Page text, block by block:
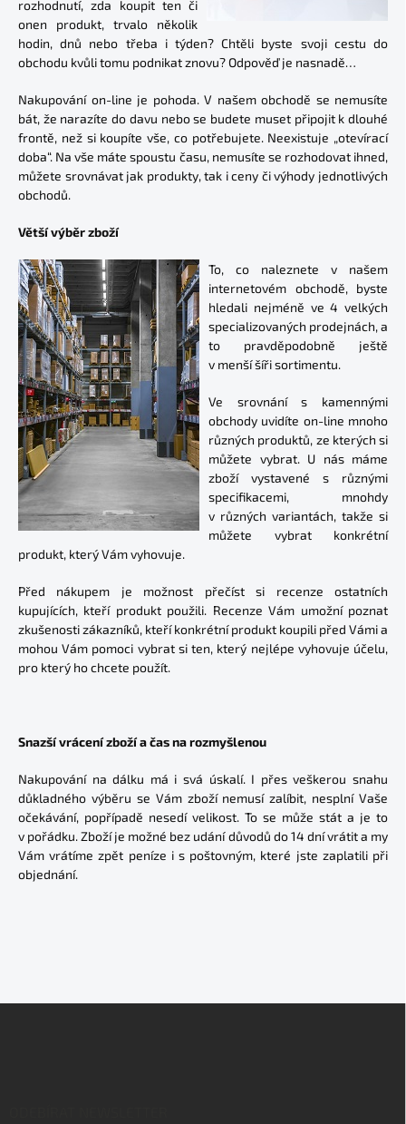
rozhodnutí, zda koupit ten či
onen produkt, trvalo několik
hodin, dnů nebo třeba i týden? Chtěli byste svoji cestu do
obchodu kvůli tomu podnikat znovu? Odpověď je nasnadě…
Nakupování on-line je pohoda. V našem obchodě se nemusíte
bát, že narazíte do davu nebo se budete muset připojit k dlouhé
frontě, než si koupíte vše, co potřebujete. Neexistuje „otevírací
doba“. Na vše máte spoustu času, nemusíte se rozhodovat ihned,
můžete srovnávat jak produkty, tak i ceny či výhody jednotlivých
obchodů.
Větší výběr zboží
To, co naleznete v našem
internetovém obchodě, byste
hledali nejméně ve 4 velkých
specializovaných prodejnách, a
to pravděpodobně ještě
v menší šíři sortimentu.
Ve srovnání s kamennými
obchody uvidíte on-line mnoho
různých produktů, ze kterých si
můžete vybrat. U nás máme
zboží vystavené s různými
specifikacemi, mnohdy
v různých variantách, takže si
můžete vybrat konkrétní
produkt, který Vám vyhovuje.
Před nákupem je možnost přečíst si recenze ostatních
kupujících, kteří produkt použili. Recenze Vám umožní poznat
zkušenosti zákazníků, kteří konkrétní produkt koupili před Vámi a
mohou Vám pomoci vybrat si ten, který nejlépe vyhovuje účelu,
pro který ho chcete použít.
Snazší vrácení zboží a čas na rozmyšlenou
Nakupování na dálku má i svá úskalí. I přes veškerou snahu
důkladného výběru se Vám zboží nemusí zalíbit, nesplní Vaše
očekávání, popřípadě nesedí velikost. To se může stát a je to
v pořádku. Zboží je možné bez udání důvodů do 14 dní vrátit a my
Vám vrátíme zpět peníze i s poštovným, které jste zaplatili při
objednání.